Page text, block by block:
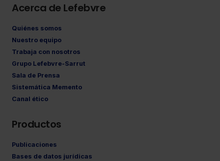
Acerca de Lefebvre
Quiénes somos
Nuestro equipo
Trabaja con nosotros
Grupo Lefebvre-Sarrut
Sala de Prensa
Sistemática Memento
Canal ético
Productos
Publicaciones
Bases de datos jurídicas